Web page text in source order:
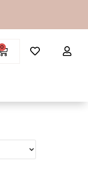
0